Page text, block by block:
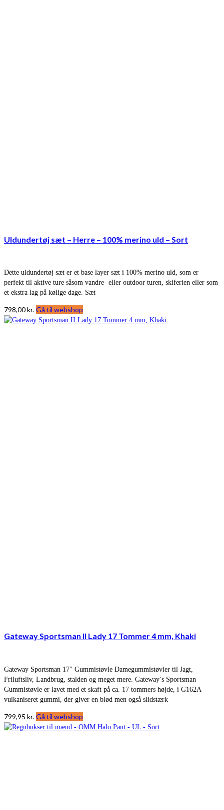
Uldundertøj sæt – Herre – 100% merino uld – Sort
Dette uldundertøj sæt er et base layer sæt i 100% merino uld, som er
perfekt til aktive ture såsom vandre- eller outdoor turen, skiferien eller som
et ekstra lag på kølige dage. Sæt
798,00kr. Gå til webshop
Gateway Sportsman II Lady 17 Tommer 4 mm, Khaki
Gateway Sportsman 17″ Gummistøvle Damegummistøvler til Jagt,
Friluftsliv, Landbrug, stalden og meget mere. Gateway’s Sportsman
Gummistøvle er lavet med et skaft på ca. 17 tommers højde, i G162A
vulkaniseret gummi, der giver en blød men også slidstærk
799,95 kr. Gå til webshop